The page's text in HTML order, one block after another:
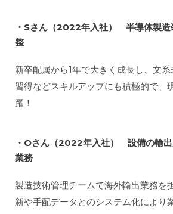
・Sさん（2022年入社） 半導体製造
整
新卒配属から1年で大きく成長し、文
習得などスキルアップにも積極的で、
躍！
・Oさん（2022年入社） 設備の輸
業務
製造技術管理チームで海外輸出業務を
新や手配データとのシステム化により